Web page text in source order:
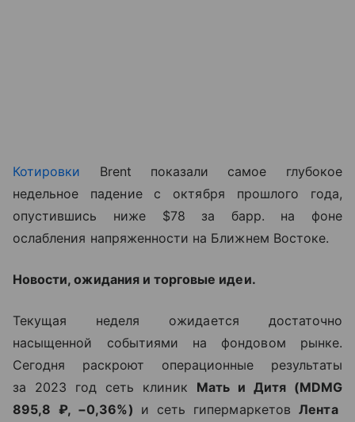
Котировки Brent показали самое глубокое
недельное падение с октября прошлого года,
опустившись ниже $78 за барр. на фоне
ослабления напряженности на Ближнем Востоке.
Новости, ожидания и торговые идеи.
Текущая неделя ожидается достаточно
насыщенной событиями на фондовом рынке.
Сегодня раскроют операционные результаты
за 2023 год сеть клиник Мать и Дитя (MDMG
895,8 ₽, −0,36%) и сеть гипермаркетовЛента